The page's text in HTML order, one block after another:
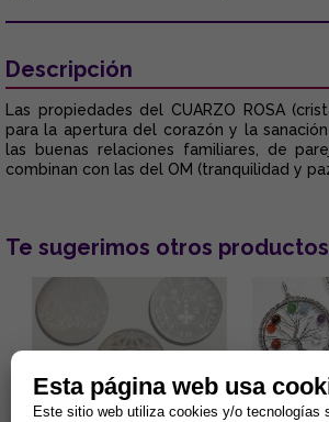
Descripción
Las propiedades del CUARZO ROSA
para la apertura del corazón y la
las buenas relaciones familiares, de
combinan con las del OM (tranquilidad y
Te sugerimos otros
Esta página web usa
Este sitio web utiliza cookies y/o tecnologías